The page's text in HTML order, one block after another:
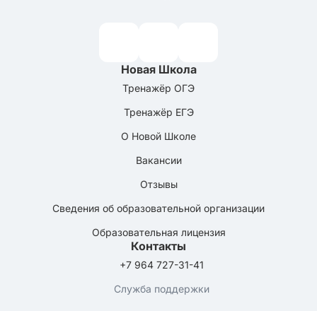
Новая Школа
Тренажёр ОГЭ
Тренажёр ЕГЭ
О Новой Школе
Вакансии
Отзывы
Сведения об образовательной организации
Образовательная лицензия
Контакты
+7 964 727-31-41
Служба поддержки